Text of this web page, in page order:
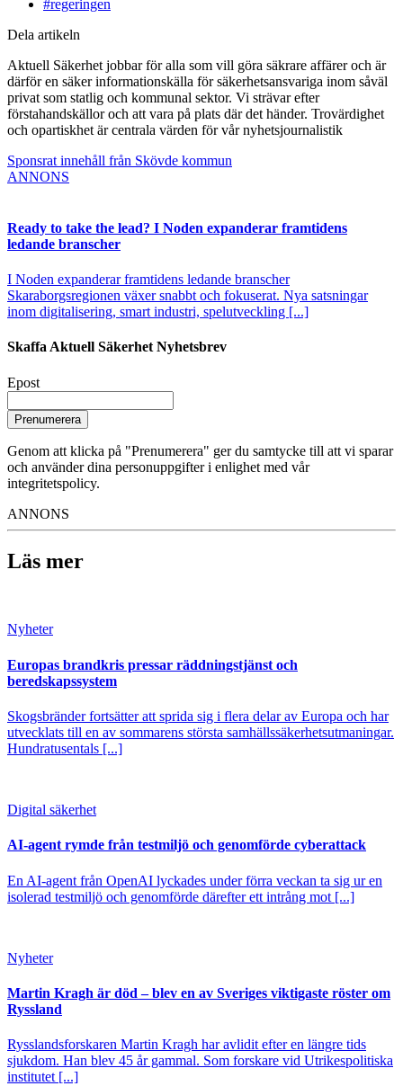
#regeringen
Dela artikeln
Aktuell Säkerhet jobbar för alla som vill göra säkrare affärer och är
därför en säker informationskälla för säkerhetsansvariga inom såväl
privat som statlig och kommunal sektor. Vi strävar efter
förstahandskällor och att vara på plats där det händer. Trovärdighet
och opartiskhet är centrala värden för vår nyhetsjournalistik
Sponsrat innehåll från Skövde kommun
ANNONS
Ready to take the lead? I Noden expanderar framtidens
ledande branscher
I Noden expanderar framtidens ledande branscher
Skaraborgsregionen växer snabbt och fokuserat. Nya satsningar
inom digitalisering, smart industri, spelutveckling [...]
Skaffa Aktuell Säkerhet Nyhetsbrev
Epost
Prenumerera
Genom att klicka på "Prenumerera" ger du samtycke till att vi sparar
och använder dina personuppgifter i enlighet med vår
integritetspolicy.
ANNONS
Läs mer
Nyheter
Europas brandkris pressar räddningstjänst och
beredskapssystem
Skogsbränder fortsätter att sprida sig i flera delar av Europa och har
utvecklats till en av sommarens största samhällssäkerhetsutmaningar.
Hundratusentals [...]
Digital säkerhet
AI-agent rymde från testmiljö och genomförde cyberattack
En AI-agent från OpenAI lyckades under förra veckan ta sig ur en
isolerad testmiljö och genomförde därefter ett intrång mot [...]
Nyheter
Martin Kragh är död – blev en av Sveriges viktigaste röster om
Ryssland
Rysslandsforskaren Martin Kragh har avlidit efter en längre tids
sjukdom. Han blev 45 år gammal. Som forskare vid Utrikespolitiska
institutet [...]